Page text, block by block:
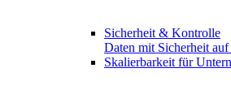
Sicherheit & Kontrolle
Daten mit Sicherheit
Skalierbarkeit für